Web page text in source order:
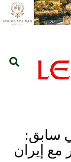
سابق:
مع إيران